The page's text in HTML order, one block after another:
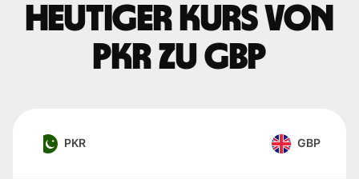
Heutiger Kurs von
PKR zu GBP
PKR GBP